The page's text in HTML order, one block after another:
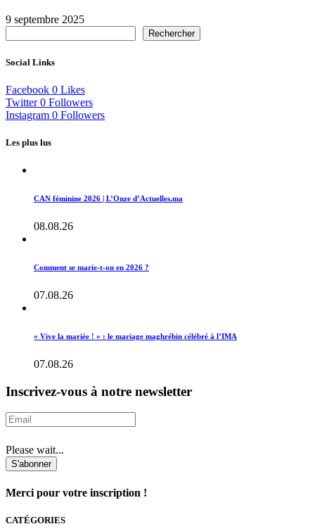
9 septembre 2025
Rechercher
Social Links
Facebook 0 Likes
Twitter 0 Followers
Instagram 0 Followers
Les plus lus
CAN féminine 2026 | L’Onze d’Actuelles.ma
08.08.26
Comment se marie-t-on en 2026 ?
07.08.26
« Vive la mariée ! » : le mariage maghrébin célébré à l’IMA
07.08.26
Inscrivez-vous à notre newsletter
Please wait...
S'abonner
Merci pour votre inscription !
CATÉGORIES